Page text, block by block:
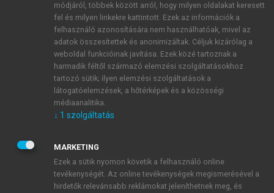
ÚJ FIÓK LÉTREHOZÁSA
1 óra díjmentes hozzáférés
E-MAIL-CÍM
JELSZÓ
JELSZÓ ÚJRA
módjáról, többek között arról, hogy milyen oldalakat keresett
fel és milyen linkekre kattintott. Ezek az információk a
felhasználó azonosítására nem használhatóak, mivel az
adatok összesítettek és anonimizáltak. Céljuk kizárólag a
weboldal funkcióinak javítása. Ezek közé tartoznak a
harmadik féltől származó elemzési szolgáltatásokhoz
tartozó sütik; ilyen elemzési szolgáltatások a
látogatóelemzések, a hőtérképek és a közösségi
médiaanalitika.
↓ 1 szolgáltatás
MARKETING
Ezek a sütik nyomon követik a felhasználó online
tevékenységét. Az online tevékenységek megismerésével a
hirdetők relevánsabb reklámokat jeleníthetnek meg, és